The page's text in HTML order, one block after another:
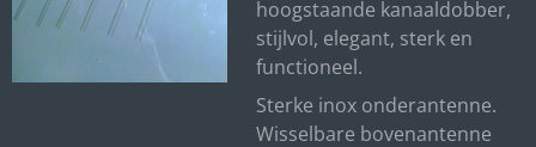
hoogstaande kanaaldobber,
stijlvol, elegant, sterk en
functioneel.
Sterke inox onderantenne.
Wisselbare bovenantenne